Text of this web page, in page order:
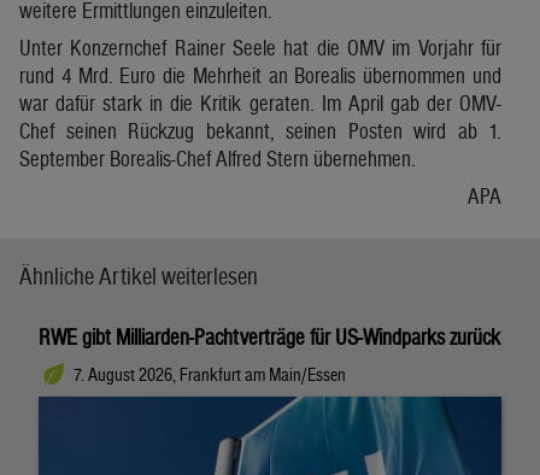
weitere Ermittlungen einzuleiten.
Unter Konzernchef Rainer Seele hat die OMV im Vorjahr für
rund 4 Mrd. Euro die Mehrheit an Borealis übernommen und
war dafür stark in die Kritik geraten. Im April gab der OMV-
Chef seinen Rückzug bekannt, seinen Posten wird ab 1.
September Borealis-Chef Alfred Stern übernehmen.
APA
Ähnliche Artikel weiterlesen
RWE gibt Milliarden-Pachtverträge für US-Windparks zurück
7. August 2026, Frankfurt am Main/Essen